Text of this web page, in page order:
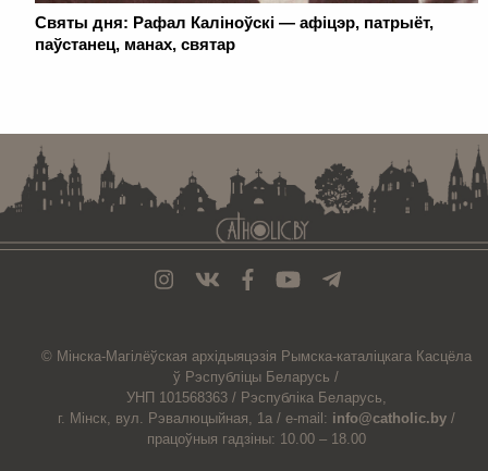
Святы дня: Рафал Каліноўскі — афіцэр, патрыёт,
паўстанец, манах, святар
© Мiнска-Магiлёўская архiдыяцэзiя Рымска-каталіцкага Касцёла
ў Рэспубліцы Беларусь /
УНП 101568363 / Рэспубліка Беларусь,
г. Мінск, вул. Рэвалюцыйная, 1а / e-mail: info@catholic.by /
працоўныя гадзіны: 10.00 – 18.00